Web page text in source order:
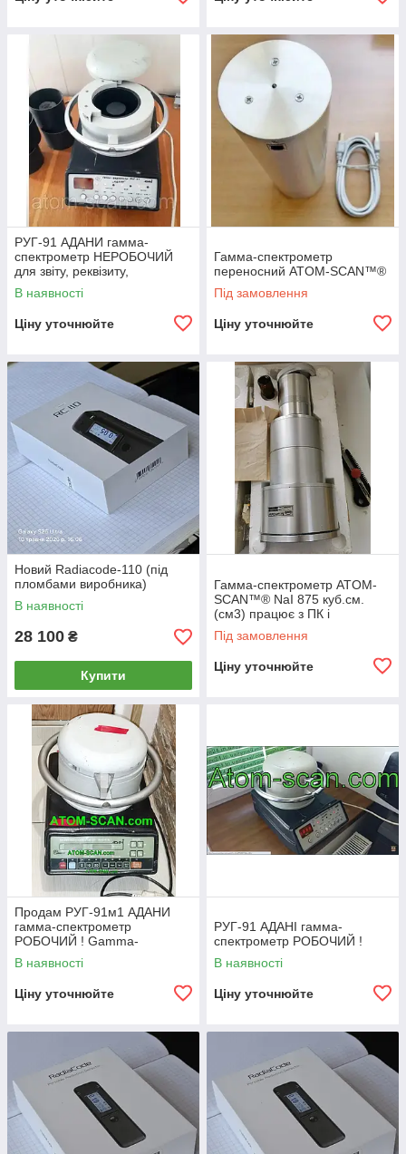
РУГ-91 АДАНИ гамма-
спектрометр НЕРОБОЧИЙ
для звіту, реквізиту,
"отчетности", в колекцію та
інше...
В наявності
Ціну уточнюйте
Гамма-спектрометр
переносний ATOM-SCAN™®
Під замовлення
Ціну уточнюйте
Новий Radiacode-110 (під
пломбами виробника)
В наявності
28 100 ₴
Купити
Гамма-спектрометр ATOM-
SCAN™® NaI 875 куб.см.
(см3) працює з ПК і
смартфонами
Під замовлення
Ціну уточнюйте
Продам РУГ-91м1 АДАНИ
гамма-спектрометр
РОБОЧИЙ ! Gamma-
radiometer RUG-91M1 POCA
В наявності
Ціну уточнюйте
РУГ-91 АДАНІ гамма-
спектрометр РОБОЧИЙ !
В наявності
Ціну уточнюйте